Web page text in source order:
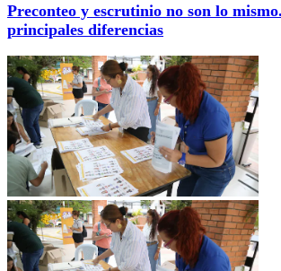
Preconteo y escrutinio no son lo
principales diferencias